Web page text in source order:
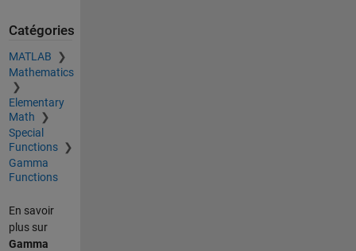
Catégories
MATLAB
Mathematics
Elementary
Math
Special
Functions
Gamma
Functions
En savoir
plus sur
Gamma